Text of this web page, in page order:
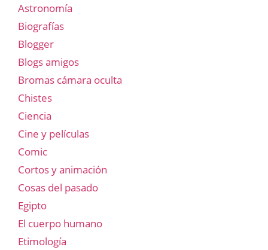
Astronomía
Biografías
Blogger
Blogs amigos
Bromas cámara oculta
Chistes
Ciencia
Cine y películas
Comic
Cortos y animación
Cosas del pasado
Egipto
El cuerpo humano
Etimología